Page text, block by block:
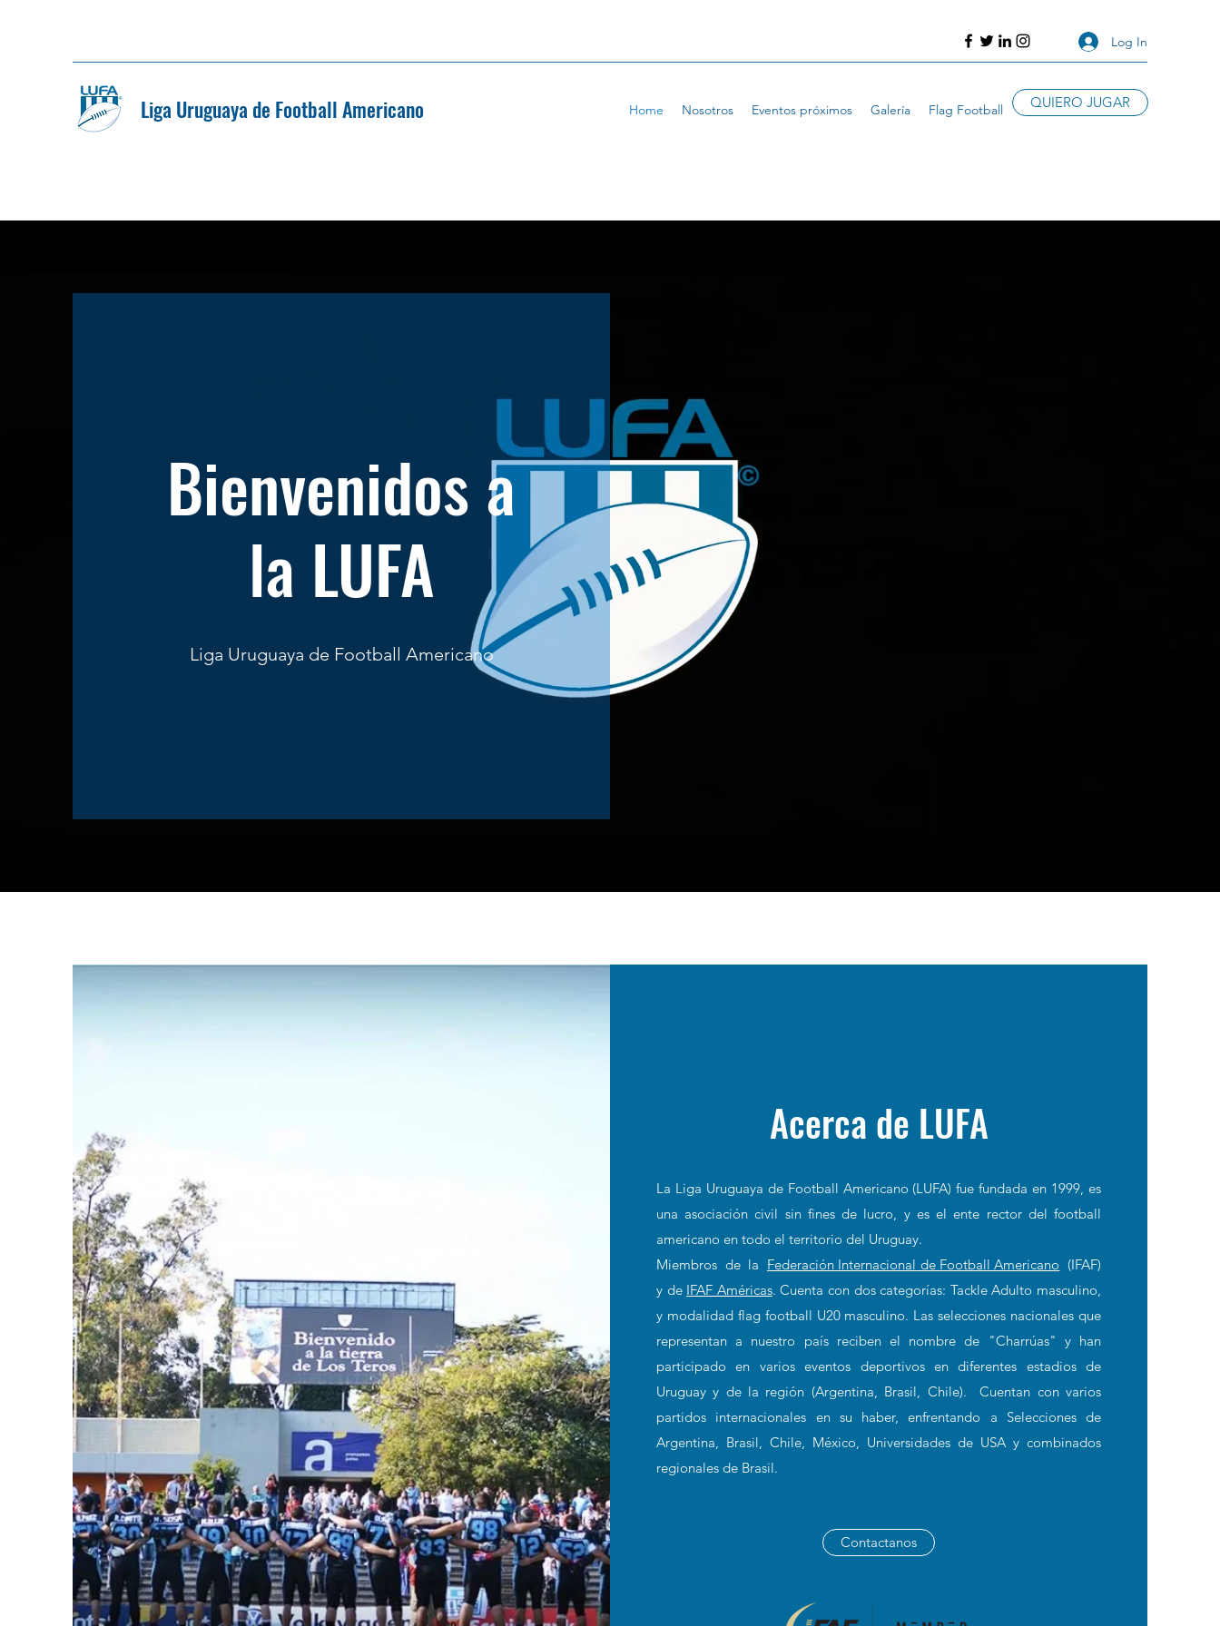
Log In
Liga Uruguaya de Football Americano Home Nosotros Eventos próximos Galería Flag Football QUIERO JUGAR
Bienvenidos a
la LUFA
Liga Uruguaya de Football Americano
Acerca de LUFA
La Liga Uruguaya de Football Americano (LUFA) fue fundada en 1999, es
una asociación civil sin fines de lucro, y es el ente rector del football
americano en todo el territorio del Uruguay.
Miembros de la Federación Internacional de Football Americano (IFAF)
y de IFAF Américas. Cuenta con dos categorías: Tackle Adulto masculino,
y modalidad flag football U20 masculino. Las selecciones nacionales que
representan a nuestro país reciben el nombre de "Charrúas" y han
participado en varios eventos deportivos en diferentes estadios de
Uruguay y de la región (Argentina, Brasil, Chile). Cuentan con varios
partidos internacionales en su haber, enfrentando a Selecciones de
Argentina, Brasil, Chile, México, Universidades de USA y combinados
regionales de Brasil.
Contactanos